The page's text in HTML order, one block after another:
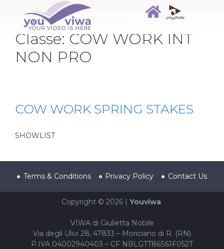
Classe: COW WORK INT
NON PRO
COW WORK SPRING STAKES
SHOWLIST
Terms & Conditions Privacy Policy Contact Us
Copyright © 2026 | Youviwa
VIWA di Giulietta Nobile
Via degli Ulivi 28, 47833 – Moriciano di R. (RN)
P.IVA 04002940403 – CF NBLGTT86S61F052T